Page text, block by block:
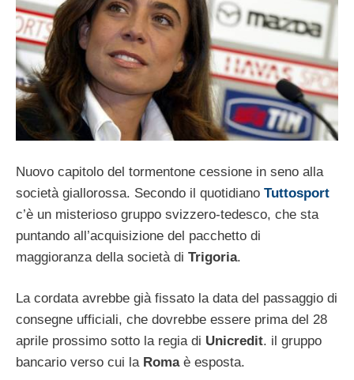
Nuovo capitolo del tormentone cessione in seno alla
società giallorossa. Secondo il quotidiano Tuttosport
c’è un misterioso gruppo svizzero-tedesco, che sta
puntando all’acquisizione del pacchetto di
maggioranza della società di Trigoria.
La cordata avrebbe già fissato la data del passaggio di
consegne ufficiali, che dovrebbe essere prima del 28
aprile prossimo sotto la regia di Unicredit. il gruppo
bancario verso cui la Romaè esposta.